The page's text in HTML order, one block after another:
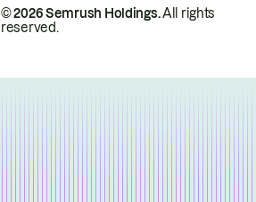
© 2026 Semrush Holdings.All rights
reserved.